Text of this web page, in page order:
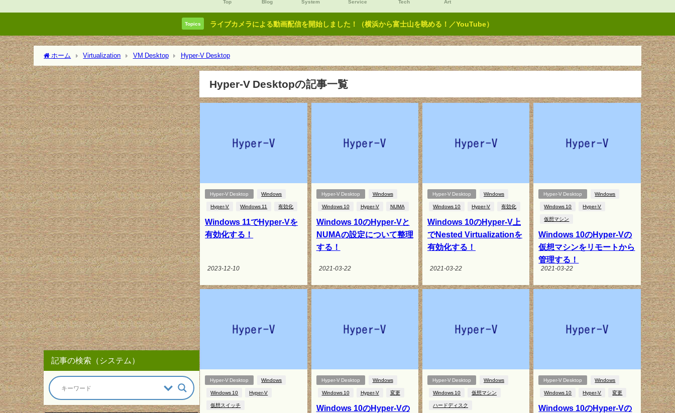
Top Blog System Service Tech Art
Topics ライブカメラによる動画配信を開始しました！（横浜から富士山を眺める！／YouTube）
ホーム Virtualization VM Desktop Hyper-V Desktop
Hyper-V Desktopの記事一覧
Hyper-V Desktop Windows
Hyper-V Windows 11 有効化
Windows 11でHyper-Vを
有効化する！
2023-12-10
Hyper-V Desktop Windows
Windows 10 Hyper-V NUMA
Windows 10のHyper-Vと
NUMAの設定について整理
する！
2021-03-22
Hyper-V Desktop Windows
Windows 10 Hyper-V 有効化
Windows 10のHyper-V上
でNested Virtualizationを
有効化する！
2021-03-22
Hyper-V Desktop Windows
Windows 10 Hyper-V
仮想マシン
Windows 10のHyper-Vの
仮想マシンをリモートから
管理する！
2021-03-22
Hyper-V Desktop Windows
Windows 10 Hyper-V
仮想スイッチ
Hyper-V Desktop Windows
Windows 10 Hyper-V 変更
Windows 10のHyper-Vの
Hyper-V Desktop Windows
Windows 10 仮想マシン
ハードディスク
Hyper-V Desktop Windows
Windows 10 Hyper-V 変更
Windows 10のHyper-Vの
記事の検索（システム）